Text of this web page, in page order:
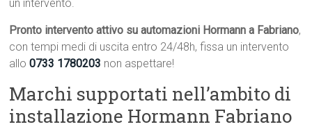
un intervento.
Pronto intervento attivo su automazioni Hormann a Fabriano,
con tempi medi di uscita entro 24/48h, fissa un intervento
allo0733 1780203 non aspettare!
Marchi supportati nell’ambito di
installazione Hormann Fabriano